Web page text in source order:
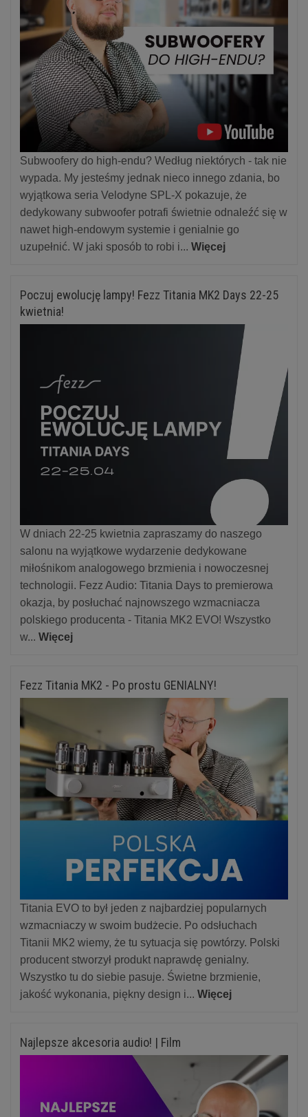
Subwoofery do high-endu? Według niektórych - tak nie
wypada. My jesteśmy jednak nieco innego zdania, bo
wyjątkowa seria Velodyne SPL-X pokazuje, że
dedykowany subwoofer potrafi świetnie odnaleźć się w
nawet high-endowym systemie i genialnie go
uzupełnić. W jaki sposób to robi i... Więcej
Poczuj ewolucję lampy! Fezz Titania MK2 Days 22-25
kwietnia!
W dniach 22-25 kwietnia zapraszamy do naszego
salonu na wyjątkowe wydarzenie dedykowane
miłośnikom analogowego brzmienia i nowoczesnej
technologii. Fezz Audio: Titania Days to premierowa
okazja, by posłuchać najnowszego wzmacniacza
polskiego producenta - Titania MK2 EVO! Wszystko
w... Więcej
Fezz Titania MK2 - Po prostu GENIALNY!
Titania EVO to był jeden z najbardziej popularnych
wzmacniaczy w swoim budżecie. Po odsłuchach
Titanii MK2 wiemy, że tu sytuacja się powtórzy. Polski
producent stworzył produkt naprawdę genialny.
Wszystko tu do siebie pasuje. Świetne brzmienie,
jakość wykonania, piękny design i... Więcej
Najlepsze akcesoria audio! | Film